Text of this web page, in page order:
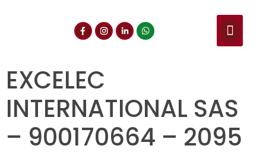
EXCELEC
INTERNATIONAL SAS
– 900170664 – 2095